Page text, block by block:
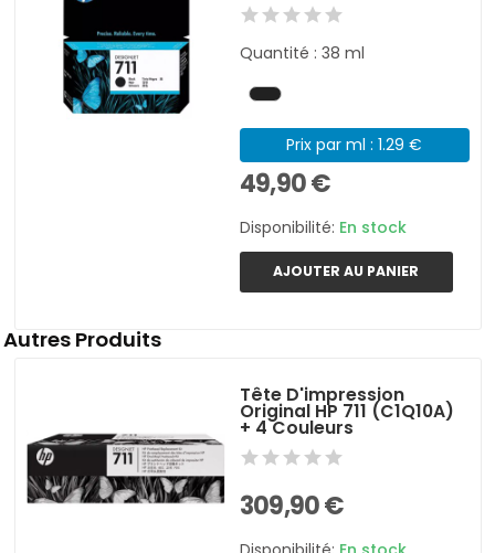
Quantité : 38 ml
Prix par ml : 1.29 €
49,90 €
Disponibilité: En stock
AJOUTER AU PANIER
Autres Produits
Tête D'impression
Original HP 711 (C1Q10A)
+ 4 Couleurs
309,90 €